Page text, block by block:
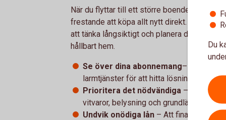
När du flyttar till ett större boende är det
frestande att köpa allt nytt direkt. Men kom
att tänka långsiktigt och planera dina
hållbart hem.
Se över dina abonnemang– Jämför
larmtjänster för att hitta lösningar som
Prioritera det nödvändiga – Börja
vitvaror, belysning och grundläggande
Undvik onödiga lån – Att finansiera
Du